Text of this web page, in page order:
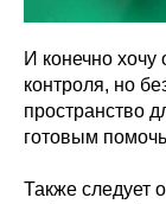
И конечно хочу
контроля, но
пространство
готовым
Также следует